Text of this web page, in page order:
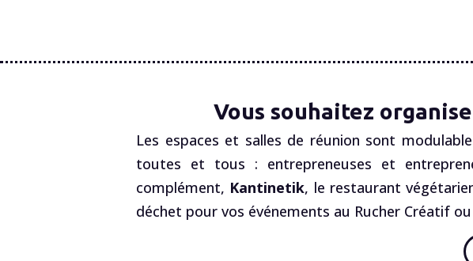
Vous souhaitez
Les espaces et salles de réunion sont
toutes et tous : entrepreneuses et
complément, Kantinetik, le restaurant
déchet pour vos événements au Rucher Créatif